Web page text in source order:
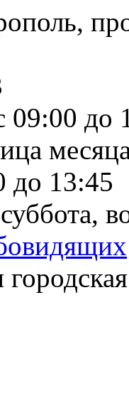
09:00 до
до 13:45